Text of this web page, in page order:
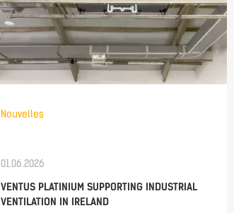
Nouvelles
01.06.2026
VENTUS PLATINIUM SUPPORTING INDUSTRIAL
VENTILATION IN IRELAND